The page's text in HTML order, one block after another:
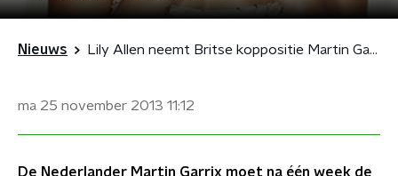
Nieuws Lily Allen neemt Britse koppositie Martin Garrix over
ma 25 november 2013 11:12
De Nederlander Martin Garrix moet na één week de